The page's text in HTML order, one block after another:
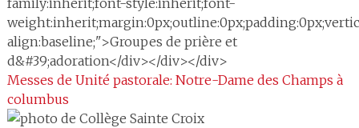
family:inherit;font-style:inherit;font-
align:baseline;">Groupes de prière et
d&#39;adoration</div></div></div>
Messes de Unité pastorale: Notre-Dame des Champs à
columbus